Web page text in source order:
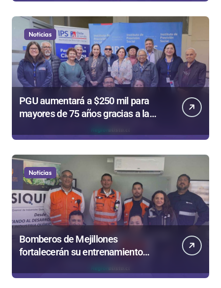
Noticias
PGU aumentará a $250 mil para
mayores de 75 años gracias a la
reforma aprobada el 2025
Noticias
Bomberos de Mejillones
fortalecerán su entrenamiento
para enfrentar emergencias
complejas